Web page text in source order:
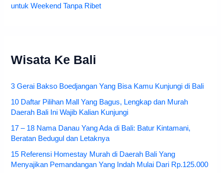
untuk Weekend Tanpa Ribet
Wisata Ke Bali
3 Gerai Bakso Boedjangan Yang Bisa Kamu Kunjungi di Bali
10 Daftar Pilihan Mall Yang Bagus, Lengkap dan Murah
Daerah Bali Ini Wajib Kalian Kunjungi
17 – 18 Nama Danau Yang Ada di Bali: Batur Kintamani,
Beratan Bedugul dan Letaknya
15 Referensi Homestay Murah di Daerah Bali Yang
Menyajikan Pemandangan Yang Indah Mulai Dari Rp.125.000